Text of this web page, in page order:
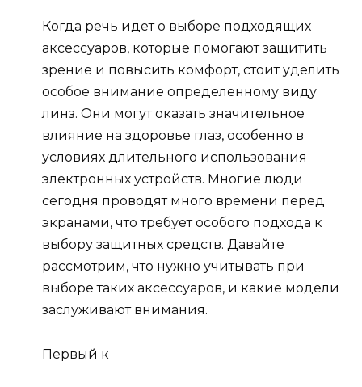
Когда речь идет о выборе подходящих
аксессуаров, которые помогают защитить
зрение и повысить комфорт, стоит уделить
особое внимание определенному виду
линз. Они могут оказать значительное
влияние на здоровье глаз, особенно в
условиях длительного использования
электронных устройств. Многие люди
сегодня проводят много времени перед
экранами, что требует особого подхода к
выбору защитных средств. Давайте
рассмотрим, что нужно учитывать при
выборе таких аксессуаров, и какие модели
заслуживают внимания.
Первый к